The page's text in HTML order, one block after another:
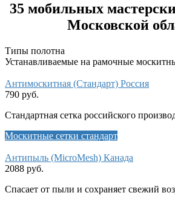
35 мобильных
Московской
Типы полотна
Устанавливаемые на рамочные
Антимоскитная (Стандарт) Россия
790 руб.
Стандартная сетка российского
Москитные сетки стандарт
Антипыль (MicroMesh) Канада
2088 руб.
Спасает от пыли и сохраняет свежий